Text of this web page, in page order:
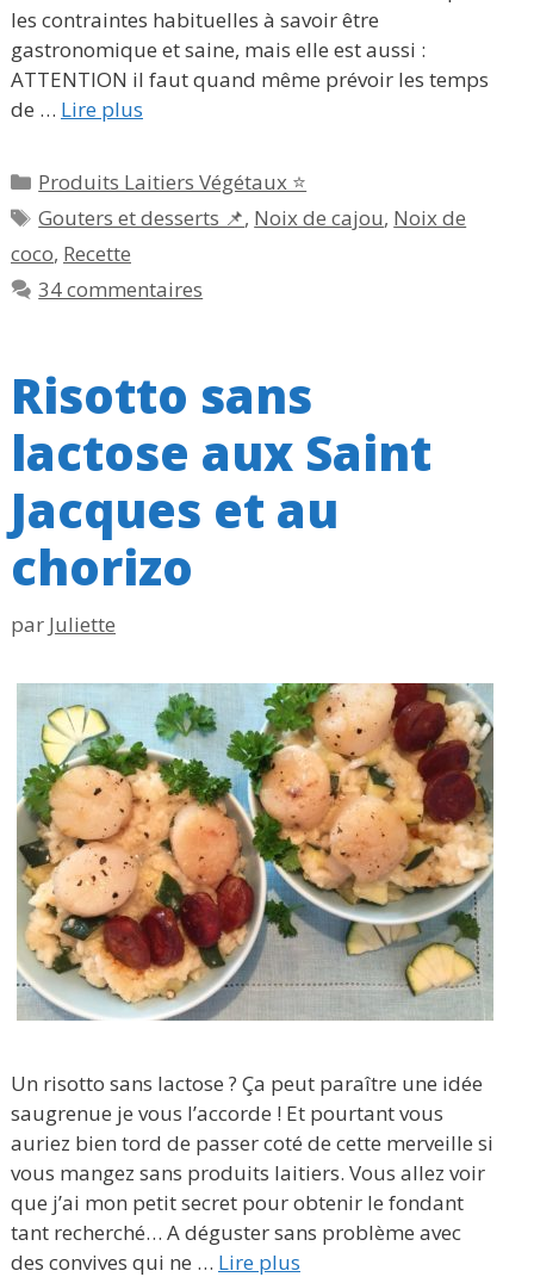
les contraintes habituelles à savoir être
gastronomique et saine, mais elle est aussi :
ATTENTION il faut quand même prévoir les temps
de … Lire plus
Catégories
Produits Laitiers Végétaux ⭐
Étiquettes
Gouters et desserts 📌, Noix de cajou, Noix de
coco, Recette
34 commentaires
Risotto sans
lactose aux Saint
Jacques et au
chorizo
par Juliette
Un risotto sans lactose ? Ça peut paraître une idée
saugrenue je vous l’accorde ! Et pourtant vous
auriez bien tord de passer coté de cette merveille si
vous mangez sans produits laitiers. Vous allez voir
que j’ai mon petit secret pour obtenir le fondant
tant recherché… A déguster sans problème avec
des convives qui ne … Lire plus